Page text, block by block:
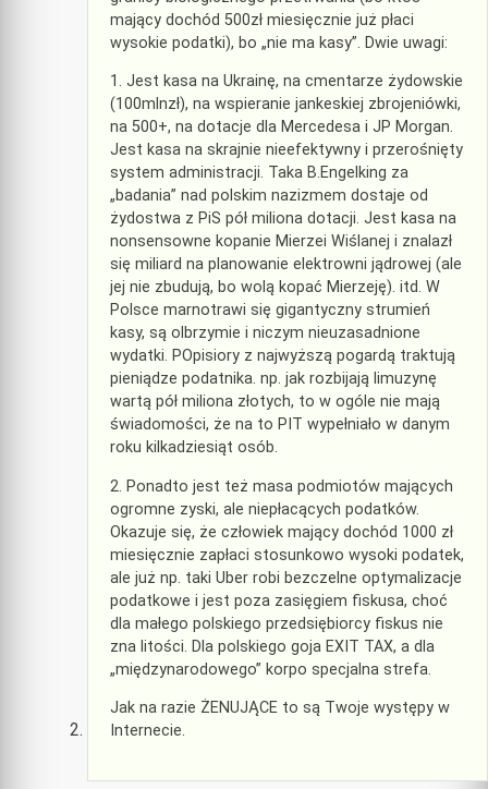
mający dochód 500zł miesięcznie już płaci
wysokie podatki), bo „nie ma kasy”. Dwie uwagi:
1. Jest kasa na Ukrainę, na cmentarze żydowskie
(100mlnzł), na wspieranie jankeskiej zbrojeniówki,
na 500+, na dotacje dla Mercedesa i JP Morgan.
Jest kasa na skrajnie nieefektywny i przerośnięty
system administracji. Taka B.Engelking za
„badania” nad polskim nazizmem dostaje od
żydostwa z PiS pół miliona dotacji. Jest kasa na
nonsensowne kopanie Mierzei Wiślanej i znalazł
się miliard na planowanie elektrowni jądrowej (ale
jej nie zbudują, bo wolą kopać Mierzeję). itd. W
Polsce marnotrawi się gigantyczny strumień
kasy, są olbrzymie i niczym nieuzasadnione
wydatki. POpisiory z najwyższą pogardą traktują
pieniądze podatnika. np. jak rozbijają limuzynę
wartą pół miliona złotych, to w ogóle nie mają
świadomości, że na to PIT wypełniało w danym
roku kilkadziesiąt osób.
2. Ponadto jest też masa podmiotów mających
ogromne zyski, ale niepłacących podatków.
Okazuje się, że człowiek mający dochód 1000 zł
miesięcznie zapłaci stosunkowo wysoki podatek,
ale już np. taki Uber robi bezczelne optymalizacje
podatkowe i jest poza zasięgiem fiskusa, choć
dla małego polskiego przedsiębiorcy fiskus nie
zna litości. Dla polskiego goja EXIT TAX, a dla
„międzynarodowego” korpo specjalna strefa.
Jak na razie ŻENUJĄCE to są Twoje występy w
Internecie.